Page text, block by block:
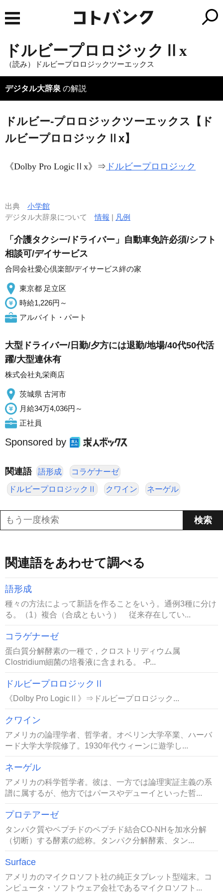
ドルビープロロジックⅡx
（読み）ドルビープロロジックツーエックス
デジタル大辞泉 の解説
ドルビー‐プロロジックツーエックス【ド
ルビープロロジックⅡx】
《Dolby Pro LogicⅡx》⇒ ドルビープロロジック
出典 小学館
デジタル大辞泉について情報 | 凡例
「介護タクシー/ドライバー」自動車免許必須/シフト
相談可/デイサービス
合同会社愛心倶楽部/デイサービス絆の家
東京都 足立区
時給1,226円～
アルバイト・パート
大型ドライバー/日勤/夕方には退勤/地場/40代50代活
躍/大型連休有
株式会社丸栄商店
茨城県 古河市
月給34万4,036円～
正社員
Sponsored by
関連語 語形成 コラゲナーゼ
ドルビープロロジックⅡ クワイン ネーゲル
関連語をあわせて調べる
語形成
種々の方法によって新語を作ることをいう。通例3種に分け
る。（1）複合（合成ともいう） 従来存在してい...
コラゲナーゼ
蛋白質分解酵素の一種で，クロストリディウム属
Clostridium細菌の培養液に含まれる。 -P...
ドルビープロロジックⅡ
《Dolby Pro LogicⅡ》⇒ドルビープロロジック...
クワイン
アメリカの論理学者、哲学者。オベリン大学卒業、ハーバ
ード大学大学院修了。1930年代ウィーンに遊学し...
ネーゲル
アメリカの科学哲学者。彼は、一方では論理実証主義の系
譜に属するが、他方ではパースやデューイといった哲...
プロテアーゼ
タンパク質やペプチドのペプチド結合CO-NHを加水分解
（切断）する酵素の総称。タンパク分解酵素、タン...
Surface
アメリカのマイクロソフト社の純正タブレット型端末。コ
ンピュータ・ソフトウェア会社であるマイクロソフト...